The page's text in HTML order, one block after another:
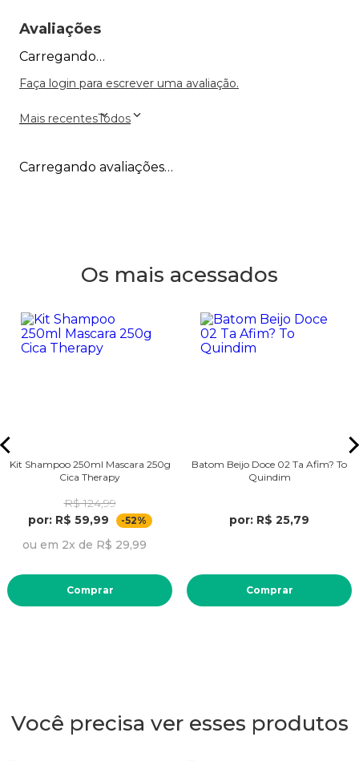
Avaliações
Carregando…
Faça login para escrever uma avaliação.
Mais recentesTodos
Carregando avaliações…
Os mais acessados
Kit Shampoo 250ml Mascara 250g
Cica Therapy
R$ 124,99
por: R$ 59,99
-52%
ou em 2x de R$ 29,99
Comprar
Batom Beijo Doce 02 Ta Afim? To
Quindim
por: R$ 25,79
Comprar
Você precisa ver esses produtos